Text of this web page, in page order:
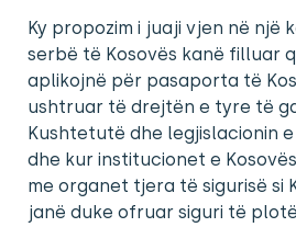
Ky propozim i juaji vjen në një
serbë të Kosovës kanë filluar
aplikojnë për pasaporta të
ushtruar të drejtën e tyre të
Kushtetutë dhe legjislacionin
dhe kur institucionet e
me organet tjera të sigurisë si
janë duke ofruar siguri të